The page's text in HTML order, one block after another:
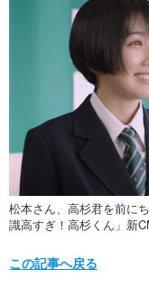
松本さん、高杉君を前に
識高すぎ！高杉くん」新
この記事へ戻る